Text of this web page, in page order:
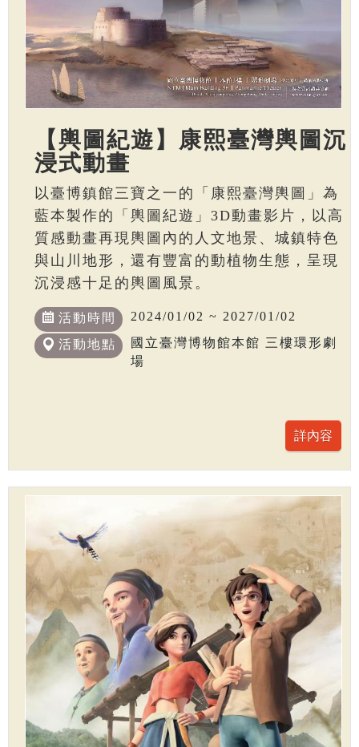
【輿圖紀遊】康熙臺灣輿圖沉
浸式動畫
以臺博鎮館三寶之一的「康熙臺灣輿圖」為
藍本製作的「輿圖紀遊」3D動畫影片，以高
質感動畫再現輿圖內的人文地景、城鎮特色
與山川地形，還有豐富的動植物生態，呈現
沉浸感十足的輿圖風景。
活動時間 2024/01/02 ~ 2027/01/02
活動地點
國立臺灣博物館本館 三樓環形劇
場